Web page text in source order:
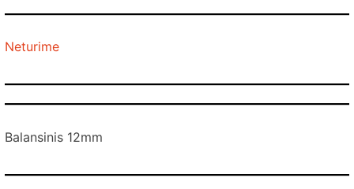
Neturime
Balansinis 12mm